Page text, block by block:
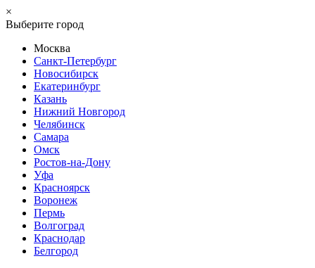
×
Выберите город
Москва
Санкт-Петербург
Новосибирск
Екатеринбург
Казань
Нижний Новгород
Челябинск
Самара
Омск
Ростов-на-Дону
Уфа
Красноярск
Воронеж
Пермь
Волгоград
Краснодар
Белгород